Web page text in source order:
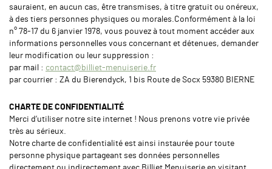
sauraient, en aucun cas, être transmises, à titre gratuit ou onéreux,
à des tiers personnes physiques ou morales.Conformément à la loi
n° 78-17 du 6 janvier 1978, vous pouvez à tout moment accéder aux
informations personnelles vous concernant et détenues, demander
leur modification ou leur suppression :
par mail : contact@billiet-menuiserie.fr
par courrier : ZA du Bierendyck, 1 bis Route de Socx 59380 BIERNE
CHARTE DE CONFIDENTIALITÉ
Merci d’utiliser notre site internet ! Nous prenons votre vie privée
très au sérieux.
Notre charte de confidentialité est ainsi instaurée pour toute
personne physique partageant ses données personnelles